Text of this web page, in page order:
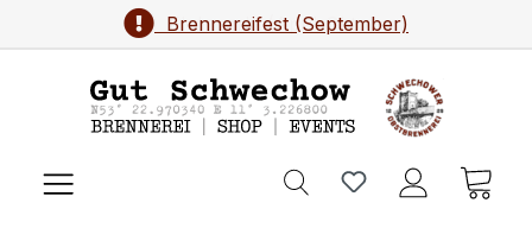
Zum Hauptinhalt springenBrennereifest (September)